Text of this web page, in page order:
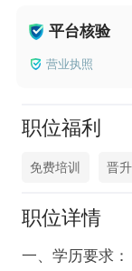
平台核验
营业执照
职位福利
免费培训 晋
职位详情
一、学历要求：